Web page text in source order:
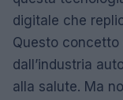
digitale che
Questo
dall’industria
alla salute. Ma